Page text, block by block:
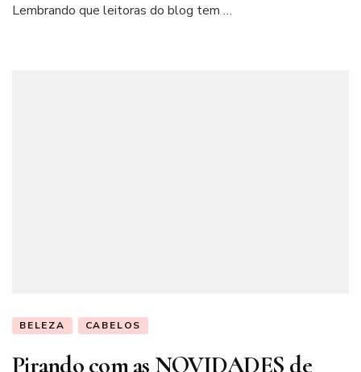
Lembrando que leitoras do blog tem …
BELEZA CABELOS
Pirando com as NOVIDADES de